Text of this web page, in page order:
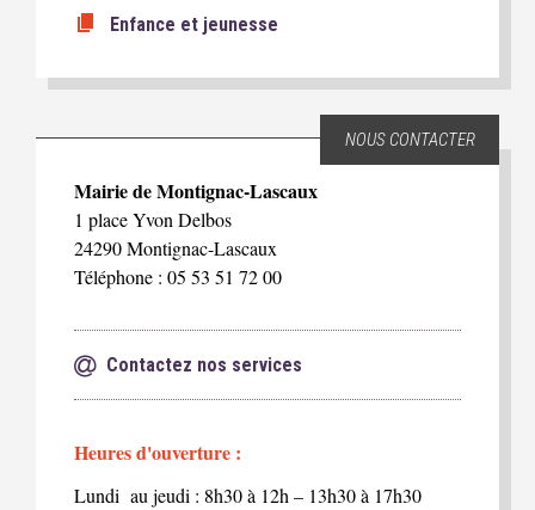
Enfance et jeunesse
NOUS CONTACTER
Mairie de Montignac-Lascaux
1 place Yvon Delbos
24290 Montignac-Lascaux
Téléphone : 05 53 51 72 00
Contactez nos services
Heures d'ouverture :
Lundi au jeudi : 8h30 à 12h – 13h30 à 17h30